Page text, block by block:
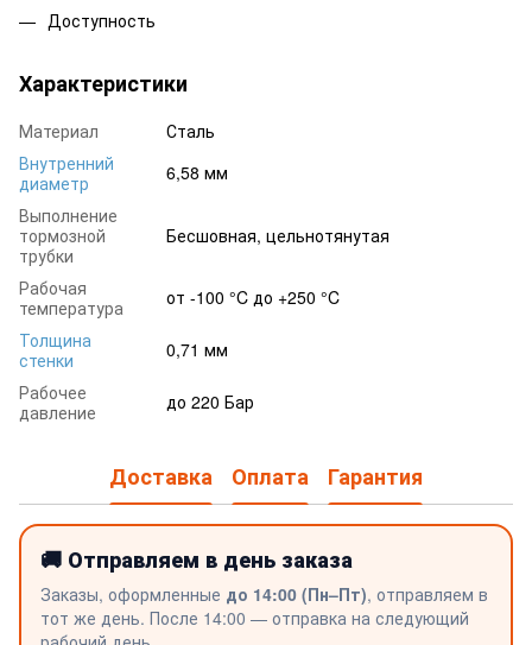
Доступность
Характеристики
Материал
Сталь
Внутренний
диаметр
6,58 мм
Выполнение
тормозной
трубки
Бесшовная, цельнотянутая
Рабочая
температура
от -100 °C до +250 °C
Толщина
стенки
0,71 мм
Рабочее
давление
до 220 Бар
Доставка Оплата Гарантия
🚚 Отправляем в день заказа
Заказы, оформленные до 14:00 (Пн–Пт), отправляем в
тот же день. После 14:00 — отправка на следующий